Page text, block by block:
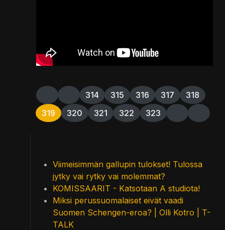
314 315 316 317
318
319
320 321 322 323
Viimeisimmän gallupin tulokset! Tulossa
jytky vai rytky vai molemmat?
KOMISSAARIT - Katsotaan A studiota!
Miksi perussuomalaiset eivät vaadi
Suomen Schengen-eroa? | Olli Kotro | T-
TALK